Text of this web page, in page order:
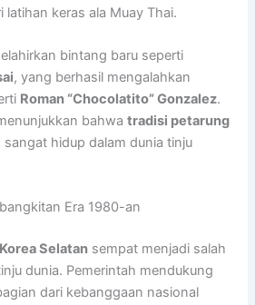
keras ala Muay Thai.
bintang baru seperti
, yang berhasil mengalahkan
Roman “Chocolatito” Gonzalez.
bahwatradisi petarung
sangat hidup dalam dunia tinju
Era 1980-an
Korea Selatan sempat menjadi salah
dunia. Pemerintah mendukung
dari kebanggaan nasional